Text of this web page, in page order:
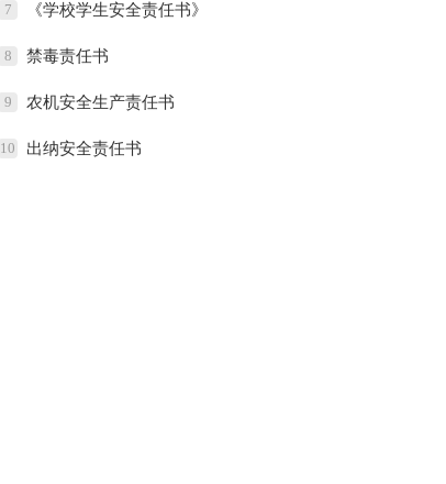
7 《学校学生安全责任书》
8 禁毒责任书
9 农机安全生产责任书
10 出纳安全责任书